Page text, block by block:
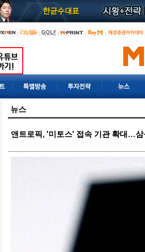
뉴스
앤트로픽, '미토스' 접속 기관 확대…삼